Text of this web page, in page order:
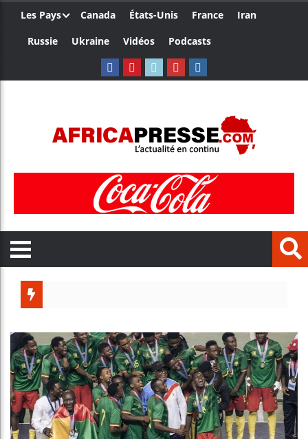
Les Pays Canada États-Unis France
Iran
Russie
Ukraine Vidéos Podcasts
Côte
Tunisie :
Ceuta :